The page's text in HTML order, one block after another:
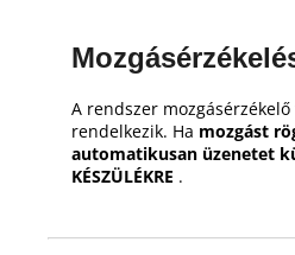
A rendszer
rendelkezik. Ha mozgást
automatikusan üzenetet
KÉSZÜLÉKRE .